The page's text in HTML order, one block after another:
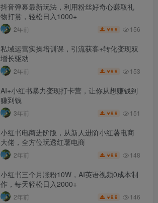
抖音弹幕最新玩法，利用粉丝好奇心赚取礼
物打赏，轻松日入1000+
2年前 ￥9.9 156
私域运营实操培训课，引流获客+转化变现双
增长驱动
2年前 ￥9.9 153
AI+小红书暴力变现打卡营，让你从想赚钱到
赚到钱
3年前 ￥9.9 151
小红书电商进阶版，从新人进阶小红薯电商
大佬，全方位玩透红薯电商
2年前 ￥9.9 148
小红书三个月涨粉10W，AI英语视频0成本制
作，每天轻松日入2000+
2年前 ￥9.9 146